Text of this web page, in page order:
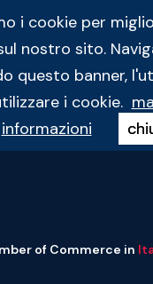
i cookie per
nostro sito.
questo banner,
i cookie.
informazioni
of Commerce in